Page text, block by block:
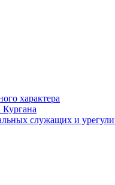
характера
служащих и